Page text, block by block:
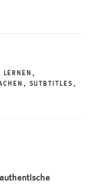
LERNEN ,
, SUTBTITLES,